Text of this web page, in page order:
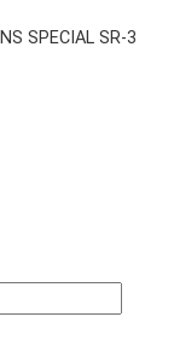
SPECIAL SR-3